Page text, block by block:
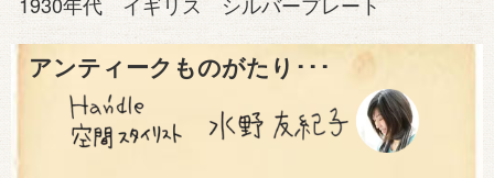
アンティークものがたり･･･